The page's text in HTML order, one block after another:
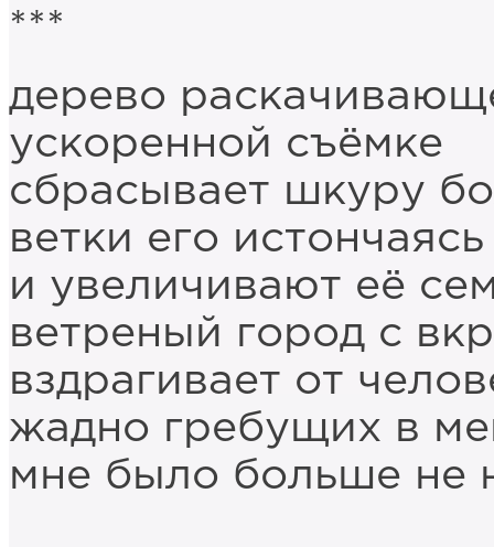
***
дерево
ускоренной съёмке
сбрасывает шкуру
ветки его
и увеличивают её
ветреный город с
вздрагивает от
жадно гребущих в
мне было больше не